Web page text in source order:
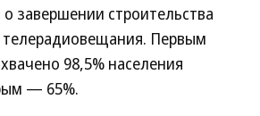
завершении строительства
телерадиовещания. Первым
98,5% населения
— 65%.